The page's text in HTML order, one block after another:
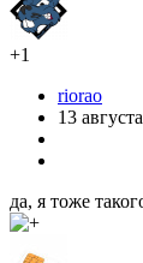
+1
riorao
13
да, я тоже